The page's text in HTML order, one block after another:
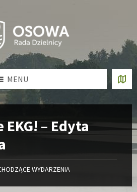
MENU
– Edyta
WYDARZENIA